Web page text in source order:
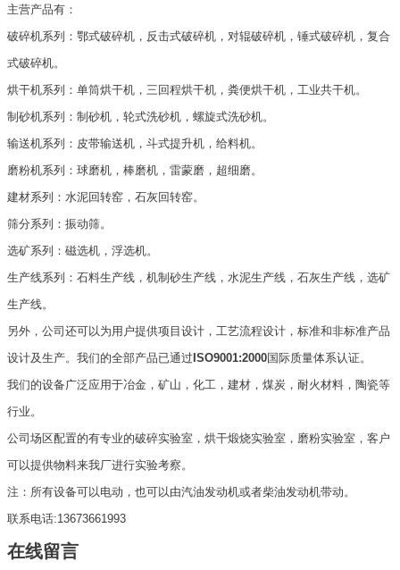
主营产品有：
破碎机系列：鄂式破碎机，反击式破碎机，对辊破碎机，锤式破碎机，复合
式破碎机。
烘干机系列：单筒烘干机，三回程烘干机，粪便烘干机，工业共干机。
制砂机系列：制砂机，轮式洗砂机，螺旋式洗砂机。
输送机系列：皮带输送机，斗式提升机，给料机。
磨粉机系列：球磨机，棒磨机，雷蒙磨，超细磨。
建材系列：水泥回转窑，石灰回转窑。
筛分系列：振动筛。
选矿系列：磁选机，浮选机。
生产线系列：石料生产线，机制砂生产线，水泥生产线，石灰生产线，选矿
生产线。
另外，公司还可以为用户提供项目设计，工艺流程设计，标准和非标准产品
设计及生产。我们的全部产品已通过 ISO9001:2000国际质量体系认证。
我们的设备广泛应用于冶金，矿山，化工，建材，煤炭，耐火材料，陶瓷等
行业。
公司场区配置的有专业的破碎实验室，烘干煅烧实验室，磨粉实验室，客户
可以提供物料来我厂进行实验考察。
注：所有设备可以电动，也可以由汽油发动机或者柴油发动机带动。
联系电话:13673661993
在线留言